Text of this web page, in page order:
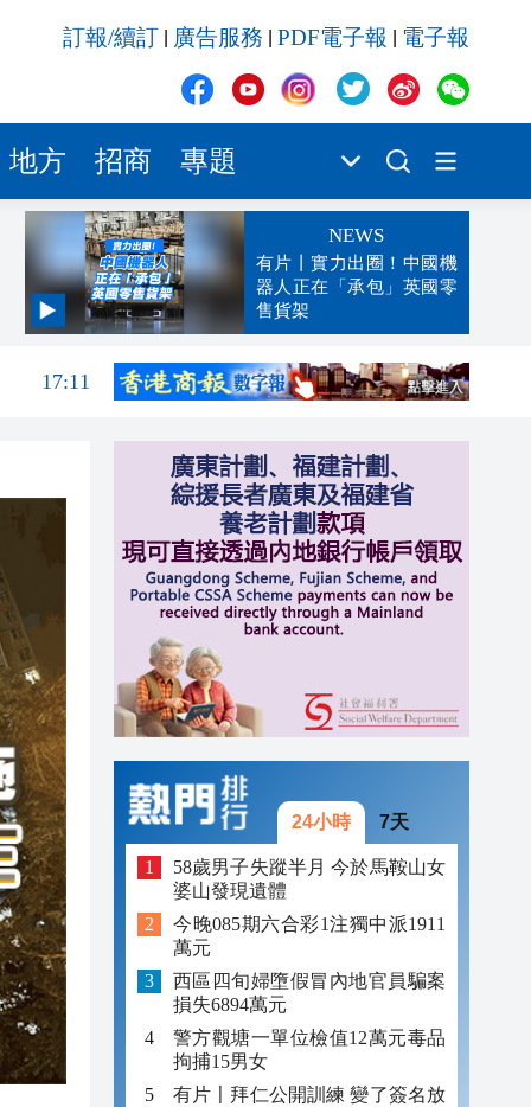
訂報/續訂 廣告服務 PDF電子報 電子報
地方 招商 專題
NEWS
有片丨實力出圈！中國機
器人正在「承包」英國零
售貨架
17:13
17:11
16:38
16:34
24小時 7天
58歲男子失蹤半月 今於馬鞍山女
婆山發現遺體
今晚085期六合彩1注獨中派1911
萬元
西區四旬婦墮假冒內地官員騙案
損失6894萬元
警方觀塘一單位檢值12萬元毒品
拘捕15男女
有片〡拜仁公開訓練 變了簽名放